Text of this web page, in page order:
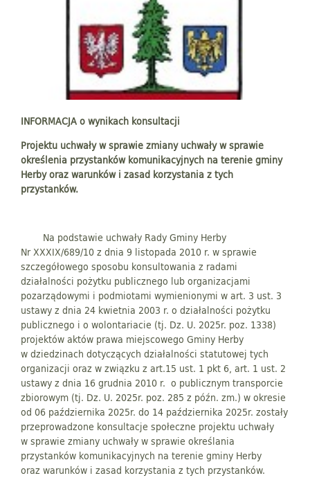
INFORMACJA o wynikach konsultacji
Projektu uchwały w sprawie zmiany uchwały w sprawie
określenia przystanków komunikacyjnych na terenie gminy
Herby oraz warunków i zasad korzystania z tych
przystanków.
Na podstawie uchwały Rady Gminy Herby
Nr XXXIX/689/10 z dnia 9 listopada 2010 r. w sprawie
szczegółowego sposobu konsultowania z radami
działalności pożytku publicznego lub organizacjami
pozarządowymi i podmiotami wymienionymi w art. 3 ust. 3
ustawy z dnia 24 kwietnia 2003 r. o działalności pożytku
publicznego i o wolontariacie (tj. Dz. U. 2025r. poz. 1338)
projektów aktów prawa miejscowego Gminy Herby
w dziedzinach dotyczących działalności statutowej tych
organizacji oraz w związku z art.15 ust. 1 pkt 6, art. 1 ust. 2
ustawy z dnia 16 grudnia 2010 r. o publicznym transporcie
zbiorowym (tj. Dz. U. 2025r. poz. 285 z późn. zm.) w okresie
od 06 października 2025r. do 14 października 2025r. zostały
przeprowadzone konsultacje społeczne projektu uchwały
w sprawie zmiany uchwały w sprawie określania
przystanków komunikacyjnych na terenie gminy Herby
oraz warunków i zasad korzystania z tych przystanków.